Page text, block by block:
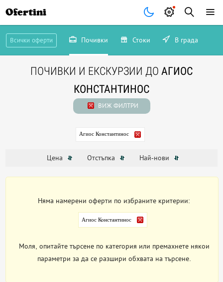
Ofertini
Всички оферти Почивки Стоки В града
ПОЧИВКИ И ЕКСКУРЗИИ ДО АГИОС
КОНСТАНТИНОС
ВИЖ ФИЛТРИ
Агиос Константинос
Цена Отстъпка Най-нови
Няма намерени оферти по избраните критерии:
Агиос Константинос
Моля, опитайте търсене по категория или премахнете някои
параметри за да се разшири обхвата на търсене.